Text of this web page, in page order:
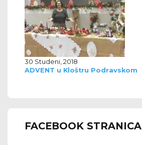
30 Studeni, 2018
ADVENT u Kloštru Podravskom
FACEBOOK STRANICA